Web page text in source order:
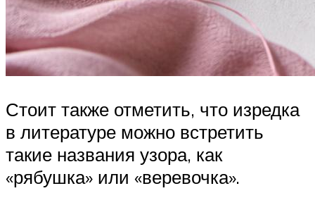
Стоит также отметить, что изредка
в литературе можно встретить
такие названия узора, как
«рябушка» или «веревочка».